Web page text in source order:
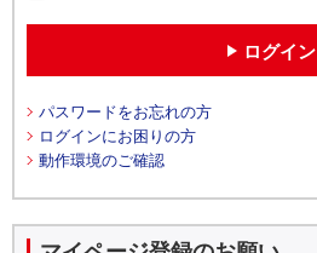
ログイン
パスワードをお忘れの方
ログインにお困りの方
動作環境のご確認